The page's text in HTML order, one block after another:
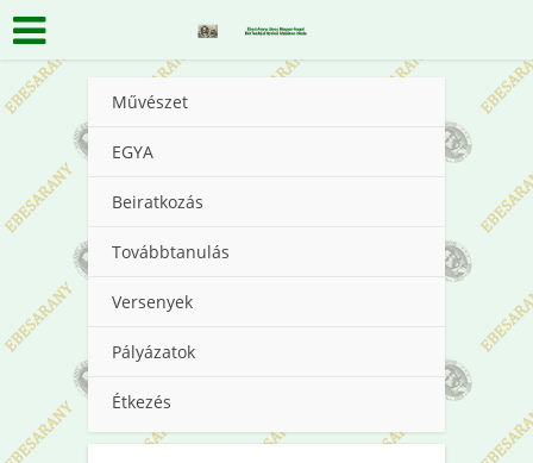
Művészet
EGYA
Beiratkozás
Továbbtanulás
Versenyek
Pályázatok
Étkezés